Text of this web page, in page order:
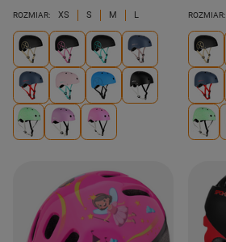
ROZMIAR: XS S M L ROZMIAR: